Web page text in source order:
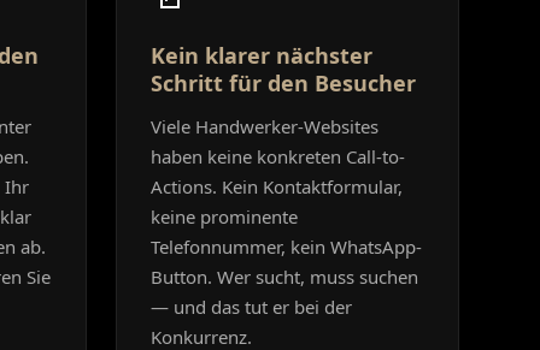
Ihr
ab.
Sie
Kein klarer nächster
Schritt für den Besucher
Viele Handwerker-Websites
haben keine konkreten Call-to-
Actions. Kein Kontaktformular,
keine prominente
Telefonnummer, kein WhatsApp-
Button. Wer sucht, muss suchen
— und das tut er bei der
Konkurrenz.